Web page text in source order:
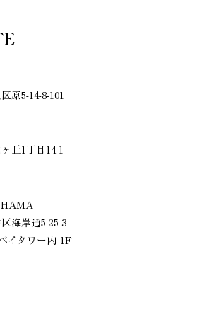
原5-14-8-101
丘1丁目14-1
海岸通5-25-3
イタワー内 1F